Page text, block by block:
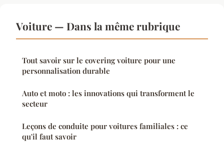
Voiture — Dans la même rubrique
Tout savoir sur le covering voiture pour une
personnalisation durable
Auto et moto : les innovations qui transforment le
secteur
Leçons de conduite pour voitures familiales : ce
qu'il faut savoir